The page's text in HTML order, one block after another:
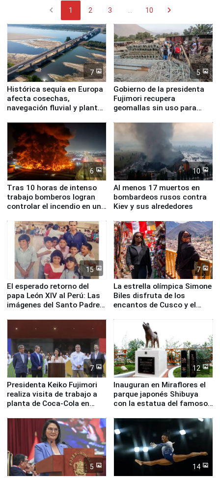
chevron_left 1 2 3 10 chevron_right
7
Histórica sequía en Europa
afecta cosechas,
navegación fluvial y plantas
5
Gobierno de la presidenta
Fujimori recupera
geomallas sin uso para
Fenómeno El Niño
6
Tras 10 horas de intenso
trabajo bomberos logran
controlar el incendio en una
de Chile
10
Al menos 17 muertos en
bombardeos rusos contra
Kiev y sus alrededores
15
El esperado retorno del
papa León XIV al Perú: Las
imágenes del Santo Padre
7
La estrella olímpica Simone
Biles disfruta de los
encantos de Cusco y el
7
Presidenta Keiko Fujimori
realiza visita de trabajo a
planta de Coca-Cola en
12
Inauguran en Miraflores el
parque japonés Shibuya
con la estatua del famoso
5 14